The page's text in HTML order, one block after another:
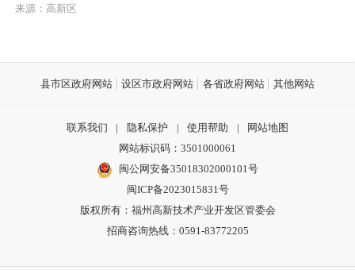
来源：高新区
县市区政府网站 设区市政府网站 各省政府网站 其他网站
联系我们 | 隐私保护 | 使用帮助 |
网站地图
网站标识码：3501000061
闽公网安备35018302000101号
闽ICP备2023015831号
版权所有：福州高新技术产业开发区管委会
招商咨询热线：0591-83772205